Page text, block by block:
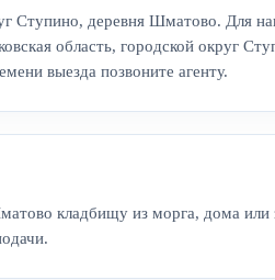
Ступино, деревня Шматово. Для
область, городской округ
выезда позвоните агенту.
кладбищу из морга, дома или